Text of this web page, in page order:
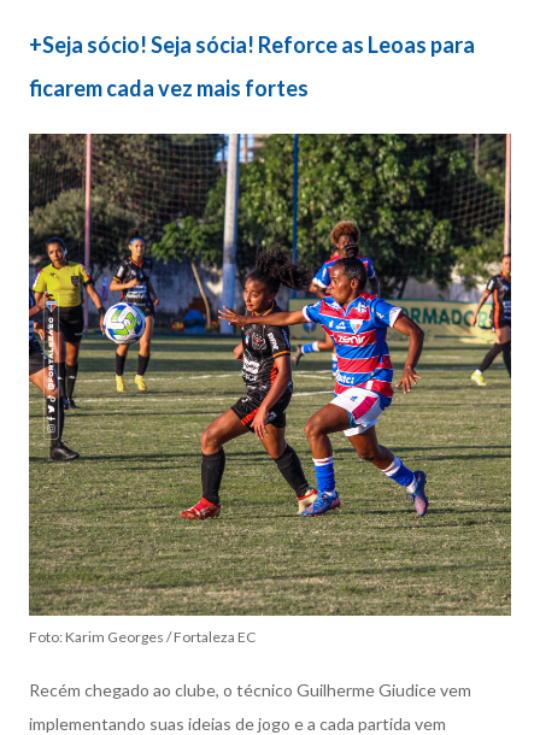
+Seja sócio! Seja sócia! Reforce as Leoas para
ficarem cada vez mais fortes
Foto: Karim Georges / Fortaleza EC
Recém chegado ao clube, o técnico Guilherme Giudice vem
implementando suas ideias de jogo e a cada partida vem